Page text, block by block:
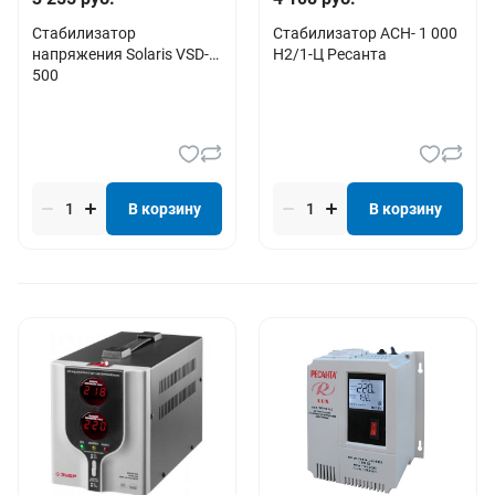
Стабилизатор
напряжения Solaris VSD-
500
В корзину
Стабилизатор АСН- 1 000
Н2/1-Ц Ресанта
В корзину